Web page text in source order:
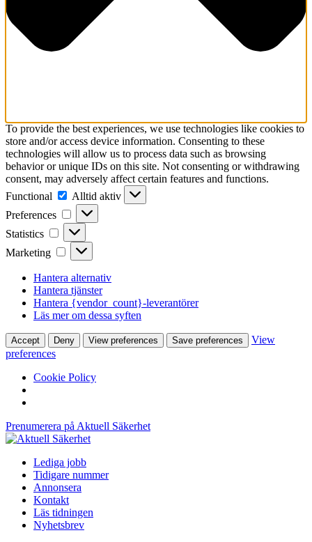
To provide the best experiences, we use technologies like cookies to
store and/or access device information. Consenting to these
technologies will allow us to process data such as browsing
behavior or unique IDs on this site. Not consenting or withdrawing
consent, may adversely affect certain features and functions.
Functional
Functional
Alltid aktiv
Preferences
Preferences
Statistics Statistics
Marketing Marketing
Hantera alternativ
Hantera tjänster
Hantera {vendor_count}-leverantörer
Läs mer om dessa syften
Accept Deny View preferences Save preferences
View
preferences
Cookie Policy
Prenumerera på Aktuell Säkerhet
Lediga jobb
Tidigare nummer
Annonsera
Kontakt
Läs tidningen
Nyhetsbrev